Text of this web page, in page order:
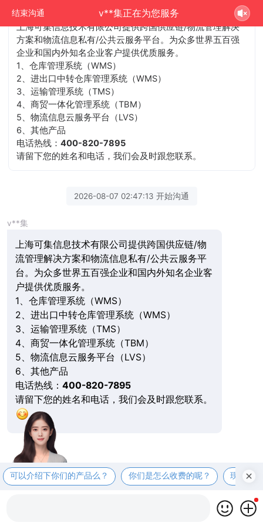
结束沟通 v**集正在为您服务
上海可集信息技术有限公司提供跨国供应链/物流管理解决
方案和物流信息私有/公共云服务平台。为众多世界五百强
企业和国内外知名企业客户提供优质服务。
1、仓库管理系统（WMS）
2、进出口中转仓库管理系统（WMS）
3、运输管理系统（TMS）
4、商贸一体化管理系统（TBM）
5、物流信息云服务平台（LVS）
6、其他产品
电话热线：400-820-7895
请留下您的姓名和电话，我们会及时跟您联系。
2026-08-07 02:47:13 开始沟通
v**集
上海可集信息技术有限公司提供跨国供应链/物
流管理解决方案和物流信息私有/公共云服务平
台。为众多世界五百强企业和国内外知名企业客
户提供优质服务。
1、仓库管理系统（WMS）
2、进出口中转仓库管理系统（WMS）
3、运输管理系统（TMS）
4、商贸一体化管理系统（TBM）
5、物流信息云服务平台（LVS）
6、其他产品
电话热线： 400-820-7895
请留下您的姓名和电话，我们会及时跟您联系。
可以介绍下你们的产品么？ 你们是怎么收费的呢？ 现在有